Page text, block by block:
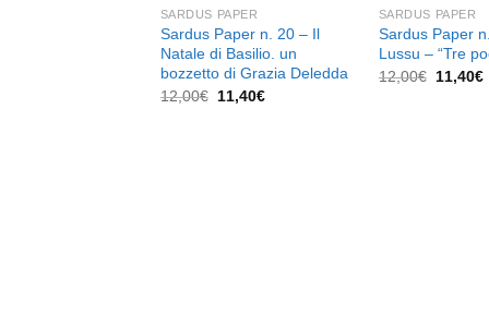
SARDUS PAPER
Sardus Paper n. 20 – Il
Natale di Basilio. un
bozzetto di Grazia Deledda
12,00€ Il
prezzo
11,40€Il
SARDUS PAPER
Sardus Paper
Lussu – “Tre
12,00€ Il
prezzo
11,40€Il